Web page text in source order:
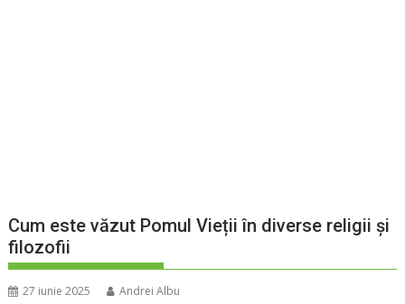
Cum este văzut Pomul Vieții în diverse religii și
filozofii
27 iunie 2025 Andrei Albu